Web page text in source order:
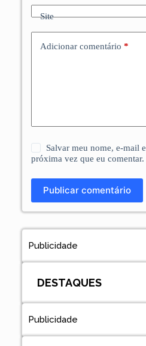
Site
Adicionar comentário *
Salvar meu nome, e-mail
próxima vez que eu comentar.
Publicar comentário
Publicidade
DESTAQUES
Publicidade